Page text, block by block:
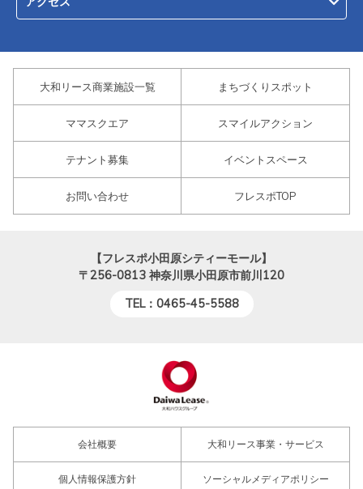
大和リース商業施設一覧 まちづくりスポット
ママスクエア スマイルアクション
テナント募集 イベントスペース
お問い合わせ フレスポTOP
【フレスポ小田原シティーモール】
〒256-0813 神奈川県小田原市前川120
TEL：0465-45-5588
会社概要 大和リース事業・サービス
個人情報保護方針 ソーシャルメディアポリシー